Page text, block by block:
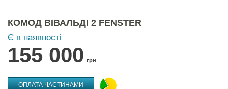
КОМОД ВІВАЛЬДІ 2 FENSTER
Є в наявності
155 000 грн
ОПЛАТА ЧАСТИНАМИ